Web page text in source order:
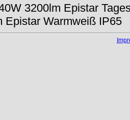
3200lm Epistar
Epistar Warmweiß IP65